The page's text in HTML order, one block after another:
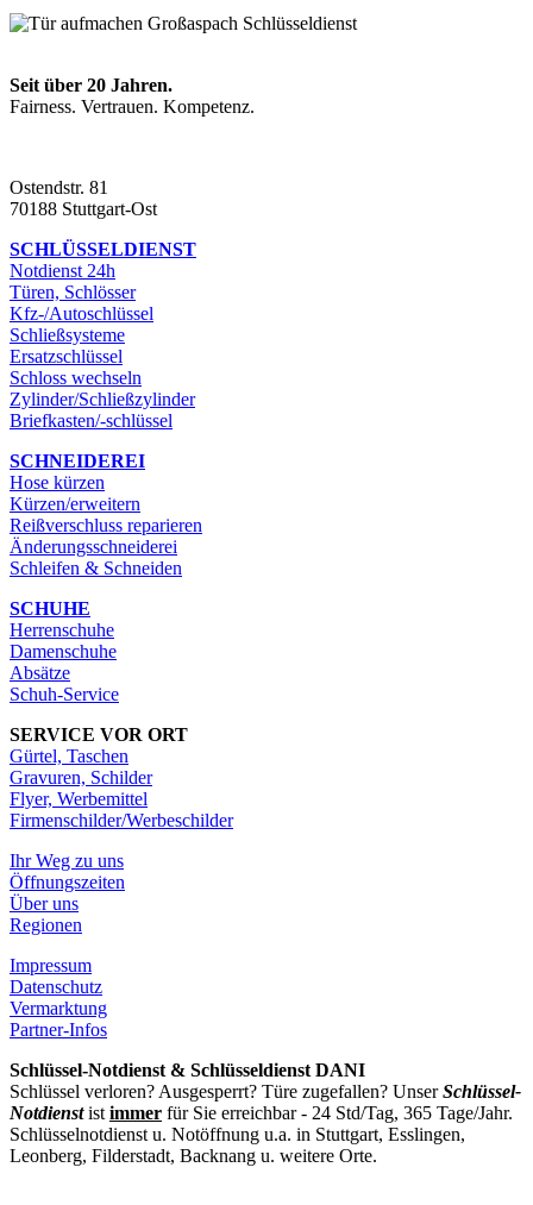
Seit über 20 Jahren.
Fairness. Vertrauen. Kompetenz.
Ostendstr. 81
70188 Stuttgart-Ost
SCHLÜSSELDIENST
Notdienst 24h
Türen, Schlösser
Kfz-/Autoschlüssel
Schließsysteme
Ersatzschlüssel
Schloss wechseln
Zylinder/Schließzylinder
Briefkasten/-schlüssel
SCHNEIDEREI
Hose kürzen
Kürzen/erweitern
Reißverschluss reparieren
Änderungsschneiderei
Schleifen & Schneiden
SCHUHE
Herrenschuhe
Damenschuhe
Absätze
Schuh-Service
SERVICE VOR ORT
Gürtel, Taschen
Gravuren, Schilder
Flyer, Werbemittel
Firmenschilder/Werbeschilder
Ihr Weg zu uns
Öffnungszeiten
Über uns
Regionen
Impressum
Datenschutz
Vermarktung
Partner-Infos
Schlüssel-Notdienst & Schlüsseldienst DANI
Schlüssel verloren? Ausgesperrt? Türe zugefallen? UnserSchlüssel-
Notdienstist immer für Sie erreichbar - 24 Std/Tag, 365 Tage/Jahr.
Schlüsselnotdienst u. Notöffnung u.a. in Stuttgart, Esslingen,
Leonberg, Filderstadt, Backnang u. weitere Orte.